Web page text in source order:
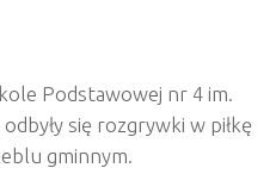
Podstawowej nr 4 im.
się rozgrywki w piłkę
gminnym.